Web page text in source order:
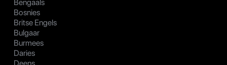
Bengaals
Bosnies
Britse Engels
Bulgaar
Burmees
Daries